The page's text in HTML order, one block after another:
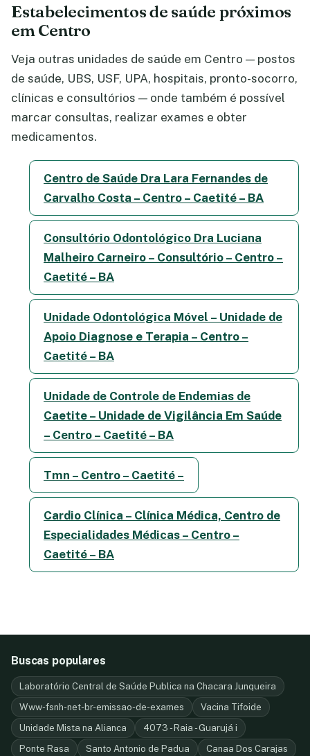
Estabelecimentos de saúde próximos
em Centro
Veja outras unidades de saúde em Centro — postos
de saúde, UBS, USF, UPA, hospitais, pronto-socorro,
clínicas e consultórios — onde também é possível
marcar consultas, realizar exames e obter
medicamentos.
Centro de Saúde Dra Lara Fernandes de
Carvalho Costa – Centro – Caetité – BA
Consultório Odontológico Dra Luciana
Malheiro Carneiro – Consultório – Centro –
Caetité – BA
Unidade Odontológica Móvel – Unidade de
Apoio Diagnose e Terapia – Centro –
Caetité – BA
Unidade de Controle de Endemias de
Caetite – Unidade de Vigilância Em Saúde
– Centro – Caetité – BA
Tmn – Centro – Caetité –
Cardio Clínica – Clínica Médica, Centro de
Especialidades Médicas – Centro –
Caetité – BA
Buscas populares
Laboratório Central de Saúde Publica na Chacara Junqueira
Www-fsnh-net-br-emissao-de-exames
Vacina Tifoide
Unidade Mista na Alianca
4073 - Raia - Guarujá i
Ponte Rasa
Santo Antonio de Padua Canaa Dos Carajas